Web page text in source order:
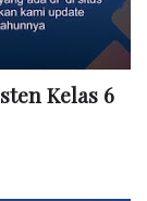
Kelas 6